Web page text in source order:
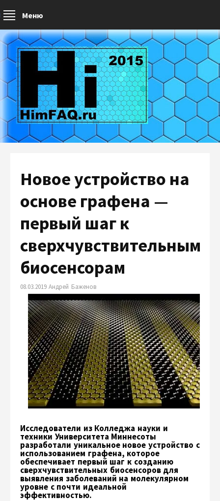
Меню
Новое устройство на
основе графена —
первый шаг к
сверхчувствительным
биосенсорам
08.03.2019 Андрей Баженов
Исследователи из Колледжа науки и
техники Университета Миннесоты
разработали уникальное новое устройство с
использованием графена, которое
обеспечивает первый шаг к созданию
сверхчувствительных биосенсоров для
выявления заболеваний на молекулярном
уровне с почти идеальной
эффективностью.